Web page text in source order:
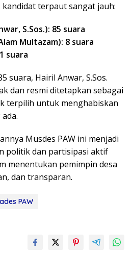
terpaut sangat jauh:
S.Sos.): 85 suara
Multazam): 8 suara
suara
suara, Hairil Anwar, S.Sos.
dan resmi ditetapkan sebagai
terpilih untuk menghabiskan
Musdes PAW ini menjadi
politik dan partisipasi aktif
menentukan pemimpin desa
dan transparan.
PAW